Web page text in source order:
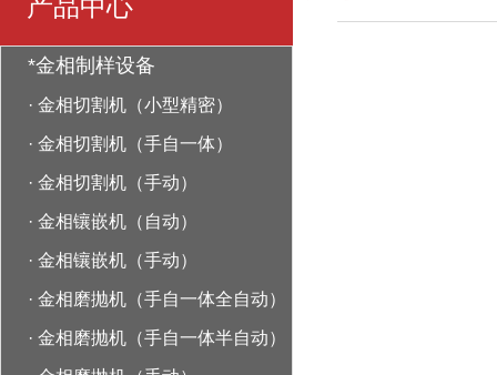
产品中心
*金相制样设备
· 金相切割机（小型精密）
· 金相切割机（手自一体）
· 金相切割机（手动）
· 金相镶嵌机（自动）
· 金相镶嵌机（手动）
· 金相磨抛机（手自一体全自动）
· 金相磨抛机（手自一体半自动）